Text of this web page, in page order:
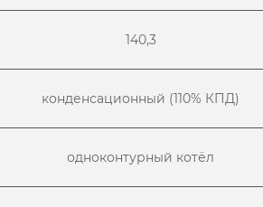
140,3
конденсационный (110% КПД)
одноконтурный котёл